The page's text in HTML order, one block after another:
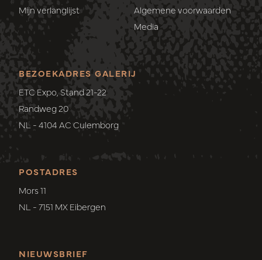
Mijn verlanglijst
Algemene voorwaarden
Media
POSTADRES
Mors 11
NL - 7151 MX Eibergen
BEZOEKADRES GALERIJ
ETC Expo, Stand 21-22
Randweg 20
NL - 4104 AC Culemborg
NIEUWSBRIEF